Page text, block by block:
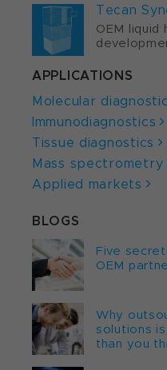
Tecan
OEM liquid
APPLICATIONS
Molecular
Immunodiagnostics
Tissue diagnostics
Mass spectrometry
Applied markets
BLOGS
Five
OEM
Why
solutions
than you